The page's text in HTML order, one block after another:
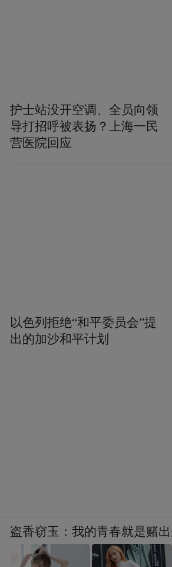
护士站没开空调、全员向领
导打招呼被表扬？上海一民
营医院回应
以色列拒绝“和平委员会”提
出的加沙和平计划
盗香窃玉：我的青春就是赌